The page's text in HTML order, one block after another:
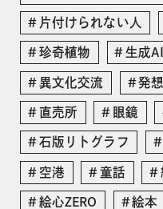
片付けられない人
珍奇植物 生成AI
異文化交流 発
直売所 眼鏡
石版リトグラフ
空港 童話
絵心ZERO 絵本